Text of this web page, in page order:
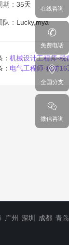
： 35天
队： Lucky,mya
机械设计工程师-税
： 电气工程师-税前
广州 深圳 成都 青岛
在线咨询
免费电话
全国分支
微信咨询